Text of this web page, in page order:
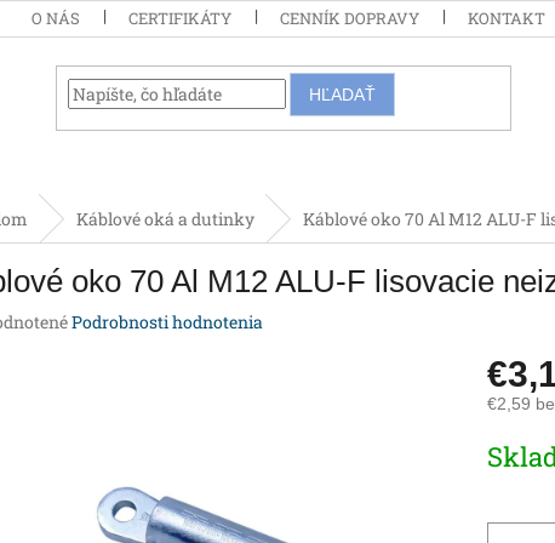
O NÁS CERTIFIKÁTY CENNÍK DOPRAVY KONTAKT
HĽADAŤ
Káblové oká a dutinky Káblové oko 70 Al M12 ALU-F
oko 70 Al M12 ALU-F lisovacie
Podrobnosti hodnotenia
€2,59
cena: